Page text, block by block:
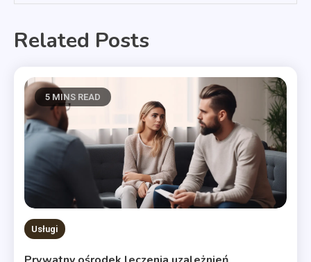
Related Posts
5 MINS READ
Usługi